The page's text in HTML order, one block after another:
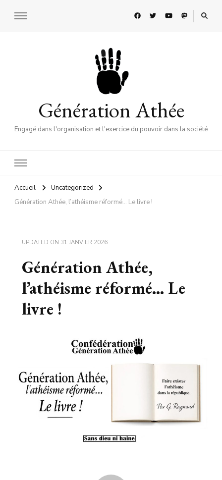
Génération Athée
Engagé dans l'organisation et l'exercice du pouvoir dans la société
Accueil
Uncategorized
Génération Athée, l’athéisme réformé… Le livre !
UPDATED ON 31 JANVIER 2026
Génération Athée,
l’athéisme réformé… Le
livre !